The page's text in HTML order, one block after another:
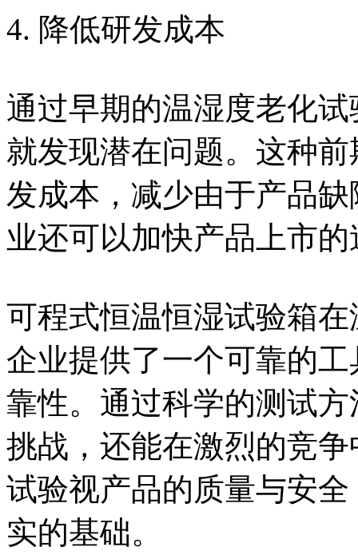
4. 降低研发成本
通过早期的温湿度老化
就发现潜在问题。这种
发成本，减少由于产品
业还可以加快产品上市
可程式恒温恒湿试验箱
企业提供了一个可靠的
靠性。通过科学的测试
挑战，还能在激烈的竞
试验视产品的质量与安
实的基础。